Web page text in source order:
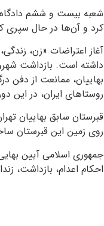
شعبه بیست و ششم دادگاه
کرد و آن‌ها در حال
آغاز اعتراضات «زن،
داشته است. بازداشت
بهاییان، ممانعت از دفن
روستاهای ایران، در این
قبرستان سابق بهاییان
روی زمین این قبرستان
جمهوری اسلامی آیین
احکام اعدام، بازداشت،